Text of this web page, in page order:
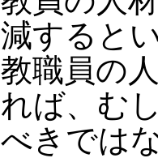
減すると
教職員の
れば、む
べきでは